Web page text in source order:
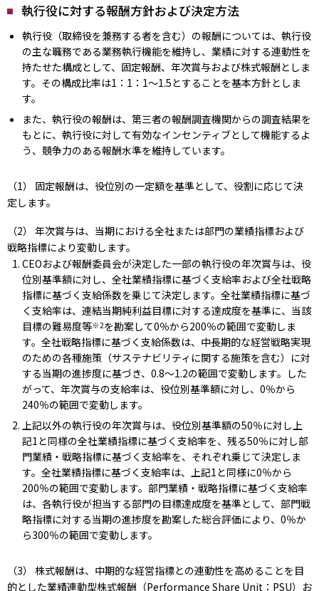
執行役に対する報酬方針および決定方法
執行役（取締役を兼務する者を含む）の報酬については、執行役
の主な職務である業務執行機能を維持し、業績に対する連動性を
持たせた構成として、固定報酬、年次賞与および株式報酬としま
す。その構成比率は1：1：1～1.5とすることを基本方針としま
す。
また、執行役の報酬は、第三者の報酬調査機関からの調査結果を
もとに、執行役に対して有効なインセンティブとして機能するよ
う、競争力のある報酬水準を維持しています。
（1） 固定報酬は、役位別の一定額を基準として、役割に応じて決
定します。
（2） 年次賞与は、当期における全社または部門の業績指標および
戦略指標により変動します。
CEOおよび報酬委員会が決定した一部の執行役の年次賞与は、役
位別基準額に対し、全社業績指標に基づく支給率および全社戦略
指標に基づく支給係数を乗じて決定します。全社業績指標に基づ
く支給率は、連結当期純利益目標に対する達成度を基準に、当該
目標の難易度等※2を勘案して0％から200％の範囲で変動しま
す。全社戦略指標に基づく支給係数は、中長期的な経営戦略実現
のための各種施策（サステナビリティに関する施策を含む）に対
する当期の進捗度に基づき、0.8～1.2の範囲で変動します。した
がって、年次賞与の支給率は、役位別基準額に対し、0％から
240％の範囲で変動します。
上記以外の執行役の年次賞与は、役位別基準額の50％に対し上
記1と同様の全社業績指標に基づく支給率を、残る50％に対し部
門業績・戦略指標に基づく支給率を、それぞれ乗じて決定しま
す。全社業績指標に基づく支給率は、上記1と同様に0％から
200％の範囲で変動します。部門業績・戦略指標に基づく支給率
は、各執行役が担当する部門の目標達成度を基準として、部門戦
略指標に対する当期の進捗度を勘案した総合評価により、0％か
ら300％の範囲で変動します。
（3） 株式報酬は、中期的な経営指標との連動性を高めることを目
的とした業績連動型株式報酬（Performance Share Unit：PSU）お